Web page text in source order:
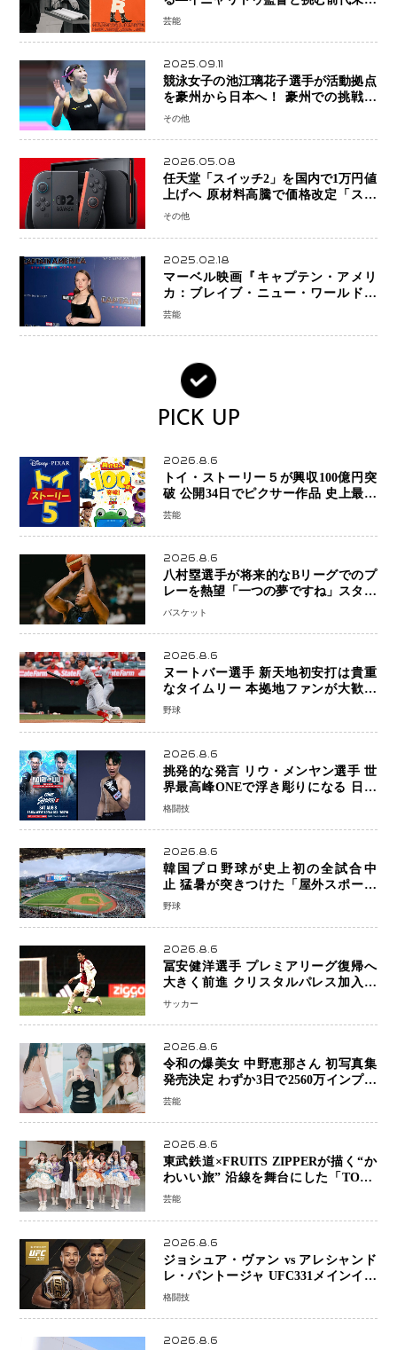
の大惨事コメディ「DIGGER ディガ
芸能
2025.09.11
競泳女子の池江璃花子選手が活動拠点
を豪州から日本へ！ 豪州での挑戦を
糧に、28年ロサンゼルス五輪へ再始動
その他
2026.05.08
任天堂「スイッチ2」を国内で1万円値
上げへ 原材料高騰で価格改定「スイ
ッチオンライン」も引き上げ
その他
2025.02.18
マーベル映画『キャプテン・アメリ
カ：ブレイブ・ニュー・ワールド』
新ブラック・ウィドウ役のシラ・ハー
芸能
PICK UP
2026.8.6
トイ・ストーリー５が興収100億円突
破 公開34日でピクサー作品 史上最速
日本歴代シリーズ最高更新も目前
芸能
2026.8.6
八村塁選手が将来的なBリーグでのプ
レーを熱望「一つの夢ですね」スター
帰還がリーグ価値を押し上げる可能性
バスケット
2026.8.6
ヌートバー選手 新天地初安打は貴重
なタイムリー 本拠地ファンが大歓声
笑顔で歓喜
野球
2026.8.6
挑発的な発言 リウ・メンヤン選手 世
界最高峰ONEで浮き彫りになる 日本
キックボクシングが直面する“技術
格闘技
2026.8.6
韓国プロ野球が史上初の全試合中
止 猛暑が突きつけた「屋外スポーツ
の限界」 日本発のドーム型施設時代
野球
2026.8.6
冨安健洋選手 プレミアリーグ復帰へ
大きく前進 クリスタルパレス加入目
前 メディカルチェックも通過
サッカー
2026.8.6
令和の爆美女 中野恵那さん 初写真集
発売決定 わずか3日で2560万インプレ
ッションを記録した話題の美貌を凝縮
芸能
2026.8.6
東武鉄道×FRUITS ZIPPERが描く“か
わいい旅” 沿線を舞台にした「TOBU
KAWAII PROJECT」が開幕
芸能
2026.8.6
ジョシュア・ヴァン vs アレシャンド
レ・パントージャ UFC331メインイベ
ントで再戦決定 「完全決着」に世界
格闘技
2026.8.6